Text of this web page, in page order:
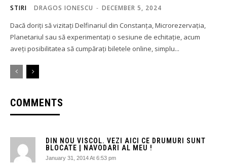
STIRI DRAGOS IONESCU - DECEMBER 5, 2024
Dacă doriți să vizitați Delfinariul din Constanța, Microrezervația,
Planetariul sau să experimentați o sesiune de echitație, acum
aveți posibilitatea să cumpărați biletele online, simplu...
COMMENTS
DIN NOU VISCOL. VEZI AICI CE DRUMURI SUNT
BLOCATE | NAVODARI AL MEU !
January 31, 2014 At 6:53 pm